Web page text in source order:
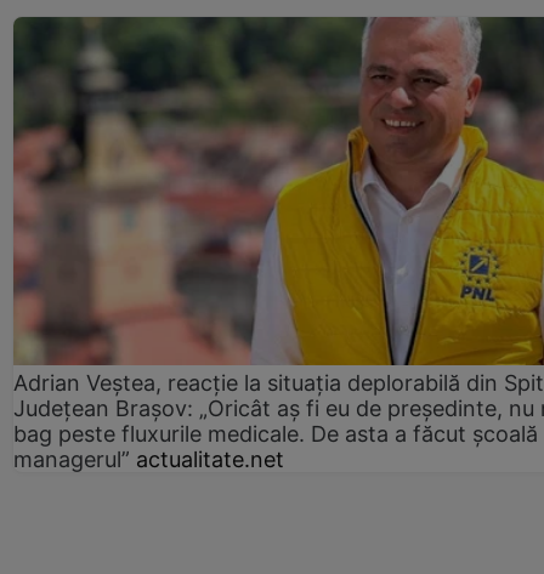
Adrian Veștea, reacție la situația deplorabilă din
Județean Brașov: „Oricât aș fi eu de președinte, nu
bag peste fluxurile medicale. De asta a făcut școală
managerul” actualitate.net